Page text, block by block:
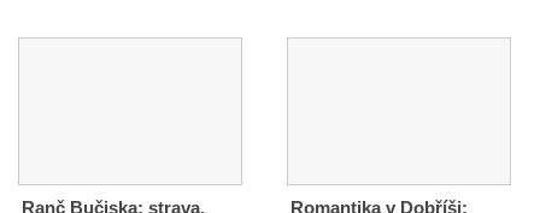
Ranč Bučiska: strava,
Romantika v Dobříši: